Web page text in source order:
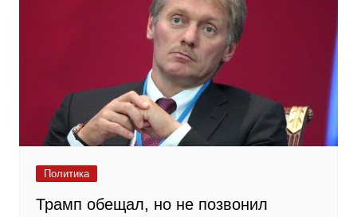
Политика
Трамп обещал, но не позвонил